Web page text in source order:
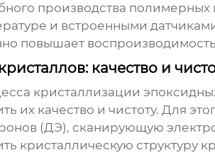
производства
и встроенными
повышает воспроизводимость
качество и
кристаллизации
их качество и чистоту. Для
(ДЭ), сканирующую
кристаллическую структуру